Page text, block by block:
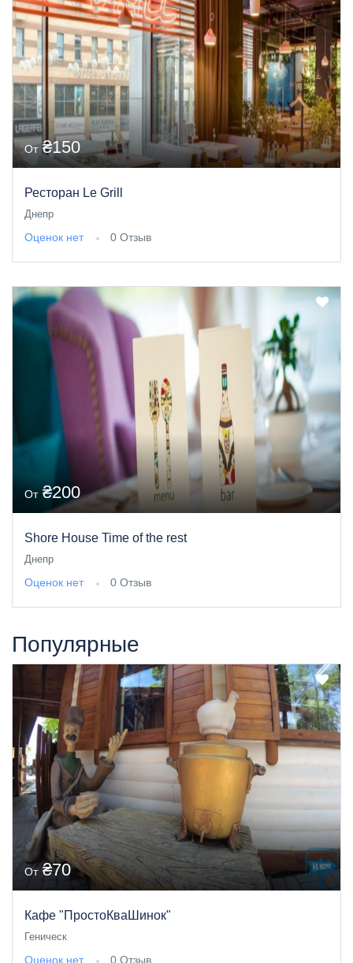
От₴150
Ресторан Le Grill
Днепр
Оценок нет 0 Отзыв
От₴200
Shore House Time of the rest
Днепр
Оценок нет 0 Отзыв
Популярные
От₴70
Кафе "ПростоКваШинок"
Геническ
Оценок нет 0 Отзыв